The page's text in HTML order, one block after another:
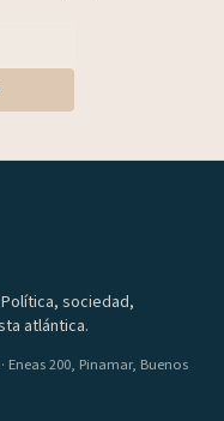
sociedad,
atlántica.
Eneas 200, Pinamar, Buenos